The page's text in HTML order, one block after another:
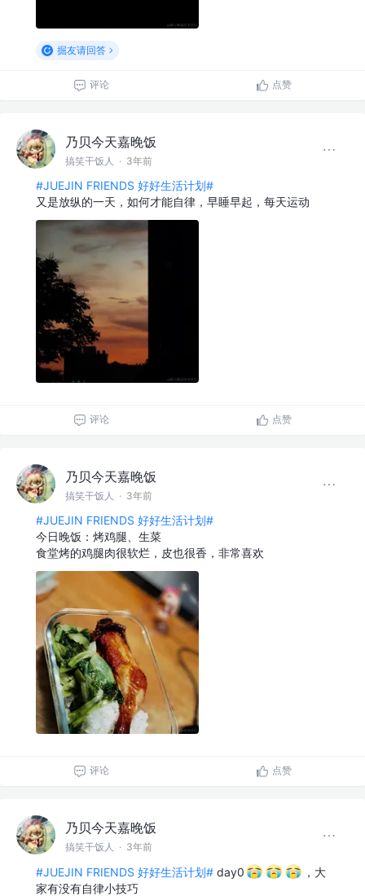
掘友请回答
评论 点赞
乃贝今天嘉晚饭
搞笑干饭人 · 3年前
#JUEJIN FRIENDS 好好生活计划#
又是放纵的一天，如何才能自律，早睡早起，每天运动
评论 点赞
乃贝今天嘉晚饭
搞笑干饭人 · 3年前
#JUEJIN FRIENDS 好好生活计划#
今日晚饭：烤鸡腿、生菜
食堂烤的鸡腿肉很软烂，皮也很香，非常喜欢
评论 点赞
乃贝今天嘉晚饭
搞笑干饭人 · 3年前
#JUEJIN FRIENDS 好好生活计划# day0
，大
家有没有自律小技巧